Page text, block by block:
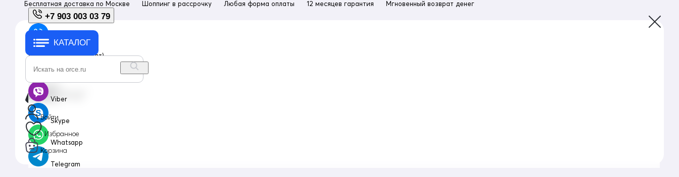
Бесплатная доставка по Москве Шоппинг в рассрочку Любая форма оплаты 12 месяцев гарантия Мгновенный возврат денег
+7 903 003 03 79
+7 903 003 03 79
с 10:00 до 18:00 (пн-пт)
Viber
Skype
Whatsapp
Telegram
КАТАЛОГ
Войти
Избранное
Корзина